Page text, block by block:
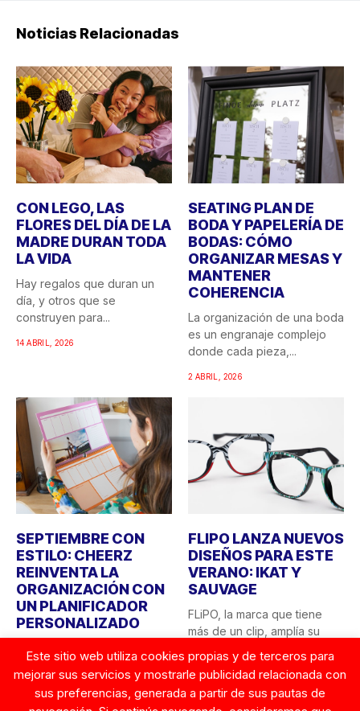
Noticias Relacionadas
CON LEGO, LAS
FLORES DEL DÍA DE LA
MADRE DURAN TODA
LA VIDA
Hay regalos que duran un
día, y otros que se
construyen para...
14 ABRIL, 2026
SEATING PLAN DE
BODA Y PAPELERÍA DE
BODAS: CÓMO
ORGANIZAR MESAS Y
MANTENER
COHERENCIA
La organización de una boda
es un engranaje complejo
donde cada pieza,...
2 ABRIL, 2026
SEPTIEMBRE CON
ESTILO: CHEERZ
REINVENTA LA
ORGANIZACIÓN CON
UN PLANIFICADOR
PERSONALIZADO
trae consigo esa sensación
de “vuelta a...
26 AGOSTO, 2025
FLIPO LANZA NUEVOS
DISEÑOS PARA ESTE
VERANO: IKAT Y
SAUVAGE
FLiPO, la marca que tiene
más de un clip, amplía su
23 JUNIO, 2025
Este sitio web utiliza cookies propias y de terceros para
mejorar sus servicios y mostrarle publicidad relacionada con
sus preferencias, generada a partir de sus pautas de